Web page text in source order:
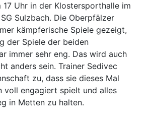
17 Uhr in der Klostersporthalle im
Sulzbach. Die Oberpfälzer
kämpferische Spiele gezeigt,
der Spiele der beiden
immer sehr eng. Das wird auch
anders sein. Trainer Sedivec
zu, dass sie dieses Mal
voll engagiert spielt und alles
in Metten zu halten.